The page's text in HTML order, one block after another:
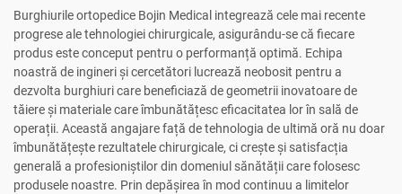
Burghiurile ortopedice Bojin Medical integrează cele mai recente
progrese ale tehnologiei chirurgicale, asigurându-se că fiecare
produs este conceput pentru o performanță optimă. Echipa
noastră de ingineri și cercetători lucrează neobosit pentru a
dezvolta burghiuri care beneficiază de geometrii inovatoare de
tăiere și materiale care îmbunătățesc eficacitatea lor în sală de
operații. Această angajare față de tehnologia de ultimă oră nu doar
îmbunătățește rezultatele chirurgicale, ci crește și satisfacția
generală a profesioniștilor din domeniul sănătății care folosesc
produsele noastre. Prin depășirea în mod continuu a limitelor